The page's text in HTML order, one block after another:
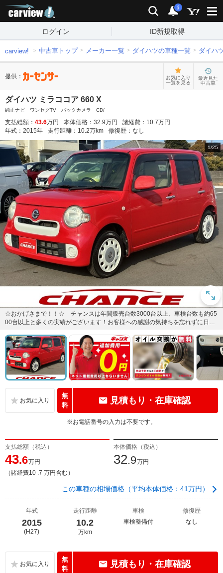
検索 通知
i
ログイン ID新規取得
carview! 中古車トップ メーカー一覧 ダイハツの車種一覧 ダイハ
提供：
お気に入り
一覧を見る
最近見た
中古車
ダイハツ ミラココア 660 X
純正ナビ ワンセグTV バックカメラ CD/
支払総額： 43.6万円 本体価格： 32.9万円 諸経費： 10.7万円
年式： 2015年 走行距離： 10.2万km 修復歴： なし
1/25
☆おかげさまで！！☆ チャンスは年間販売台数3000台以上、車検台数も約65
00台以上と多くの実績がございます！お客様への感謝の気持ちを忘れずに日々
無
料
見積もり・在庫確認
※お電話番号の入力は不要です。
支払総額（税込）
43.6万円
（諸経費10 .7 万円含む）
本体価格（税込）
32.9万円
この車種の相場価格（平均本体価格：41万円）
年式
2015
(H27)
走行距離
10.2
万km
車検
車検整備付
修復歴
なし
無
料
見積もり・在庫確認